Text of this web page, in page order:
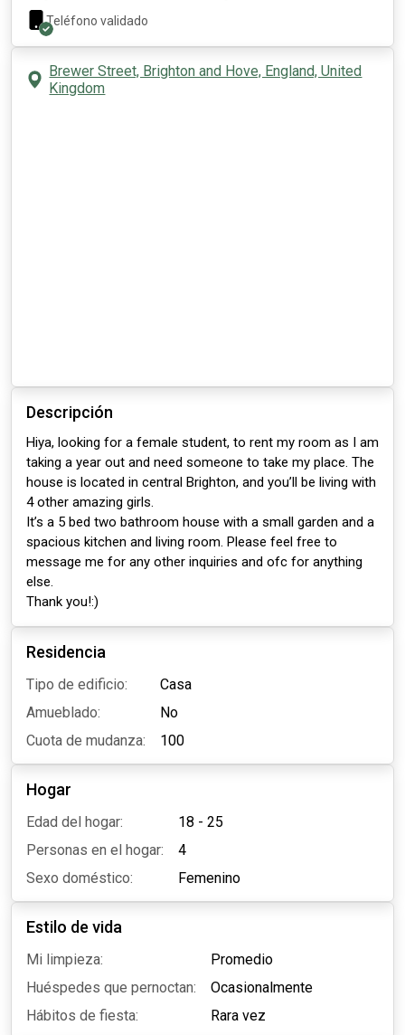
Teléfono validado
Brewer Street, Brighton and Hove, England, United
Kingdom
Descripción
Hiya, looking for a female student, to rent my room as I am
taking a year out and need someone to take my place. The
house is located in central Brighton, and you’ll be living with
4 other amazing girls.
It’s a 5 bed two bathroom house with a small garden and a
spacious kitchen and living room. Please feel free to
message me for any other inquiries and ofc for anything
else.
Thank you!:)
Residencia
Tipo de edificio:
Casa
Amueblado:
No
Cuota de mudanza:
100
Hogar
Edad del hogar:
18 - 25
Personas en el hogar:
4
Sexo doméstico:
Femenino
Estilo de vida
Mi limpieza:
Promedio
Huéspedes que pernoctan:
Ocasionalmente
Hábitos de fiesta:
Rara vez